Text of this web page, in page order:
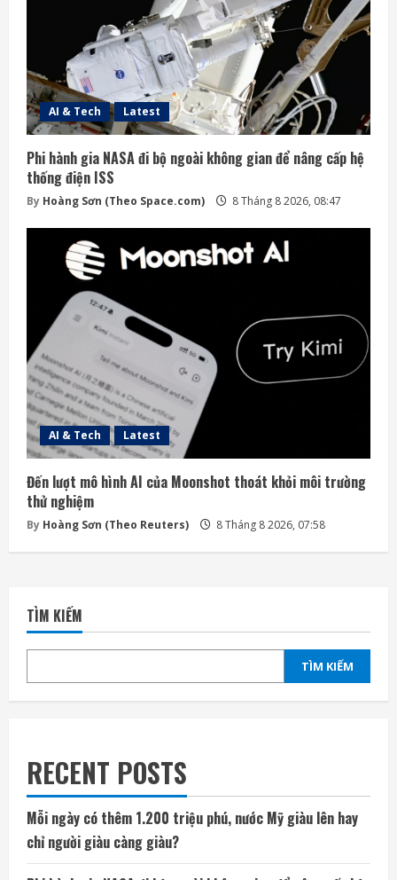
AI & Tech Latest
Phi hành gia NASA đi bộ ngoài không gian để nâng cấp hệ
thống điện ISS
By Hoàng Sơn (Theo Space.com) 8 Tháng 8 2026, 08:47
AI & Tech Latest
Đến lượt mô hình AI của Moonshot thoát khỏi môi trường
thử nghiệm
By Hoàng Sơn (Theo Reuters) 8 Tháng 8 2026, 07:58
TÌM KIẾM
TÌM KIẾM
RECENT POSTS
Mỗi ngày có thêm 1.200 triệu phú, nước Mỹ giàu lên hay
chỉ người giàu càng giàu?